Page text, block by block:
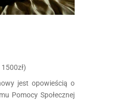
jest opowieścią o
Pomocy Społecznej